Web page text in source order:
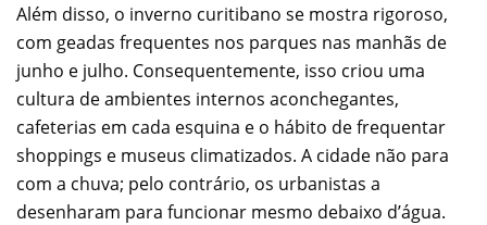
Além disso, o inverno curitibano se mostra rigoroso,
com geadas frequentes nos parques nas manhãs de
junho e julho. Consequentemente, isso criou uma
cultura de ambientes internos aconchegantes,
cafeterias em cada esquina e o hábito de frequentar
shoppings e museus climatizados. A cidade não para
com a chuva; pelo contrário, os urbanistas a
desenharam para funcionar mesmo debaixo d’água.